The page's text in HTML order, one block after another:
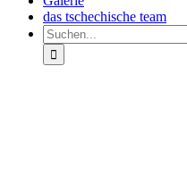
das tschechische team
Suche
nach: